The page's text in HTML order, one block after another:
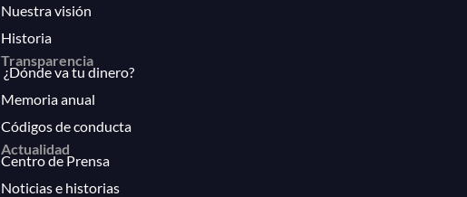
Nuestra visión
Historia
Transparencia
¿Dónde va tu dinero?
Memoria anual
Códigos de conducta
Actualidad
Centro de Prensa
Noticias e historias